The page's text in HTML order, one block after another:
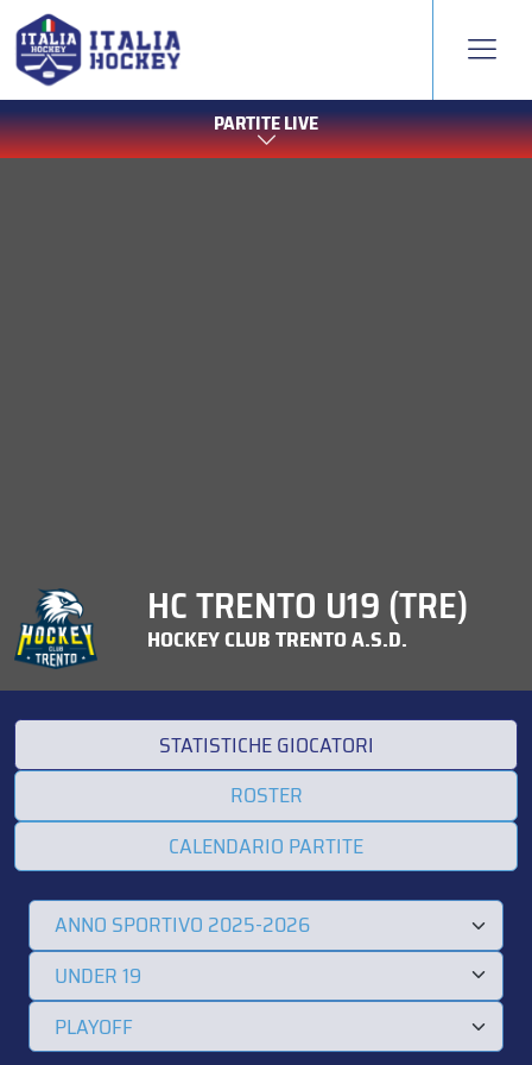
PARTITE LIVE
HC TRENTO U19 (TRE)
HOCKEY CLUB TRENTO A.S.D.
STATISTICHE GIOCATORI
ROSTER
CALENDARIO PARTITE